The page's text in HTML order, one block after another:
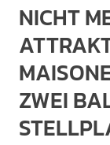
NICHT
ZWEI